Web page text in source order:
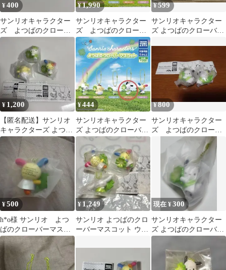
¥400
サンリオキャラクター
ズ よつばのクローバ
ーマスコット
¥1,990
サンリオキャラクター
ズ よつばのクローバ
ー マスコット 全５種
セット
¥599
サンリオキャラクター
ズ よつばのクローバー
¥ 1,200
【匿名配送】サンリオ
キャラクターズ よつば
のクローバーマスコッ
¥444
サンリオキャラクター
ズ よつばのクローバー
マスコット
¥800
サンリオキャラクター
ズ よつばのクローバ
ーマスコット
¥500
h*o様 サンリオ よつ
ばのクローバーマスコ
ット ウサハナ
¥ 1,249
サンリオ よつばのクロ
ーバーマスコット ウサ
モン
現在 ¥300
サンリオキャラクター
ズ よつばのクローバー
マスコット ポチャッ